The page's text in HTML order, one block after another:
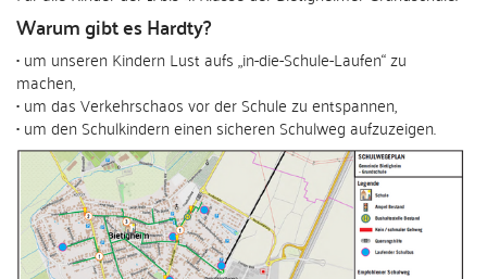
Warum gibt es Hardty?
• um unseren Kindern Lust aufs „in-die-Schule-Laufen“ zu
machen,
• um das Verkehrschaos vor der Schule zu entspannen,
• um den Schulkindern einen sicheren Schulweg aufzuzeigen.